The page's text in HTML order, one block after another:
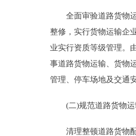
ITALIANO
全面审验道路货物运
整修，实行货物运输企
业实行资质等级管理。
事道路货物运输、货物
管理、停车场地及交通
(二)规范道路货物运
清理整顿道路货物配